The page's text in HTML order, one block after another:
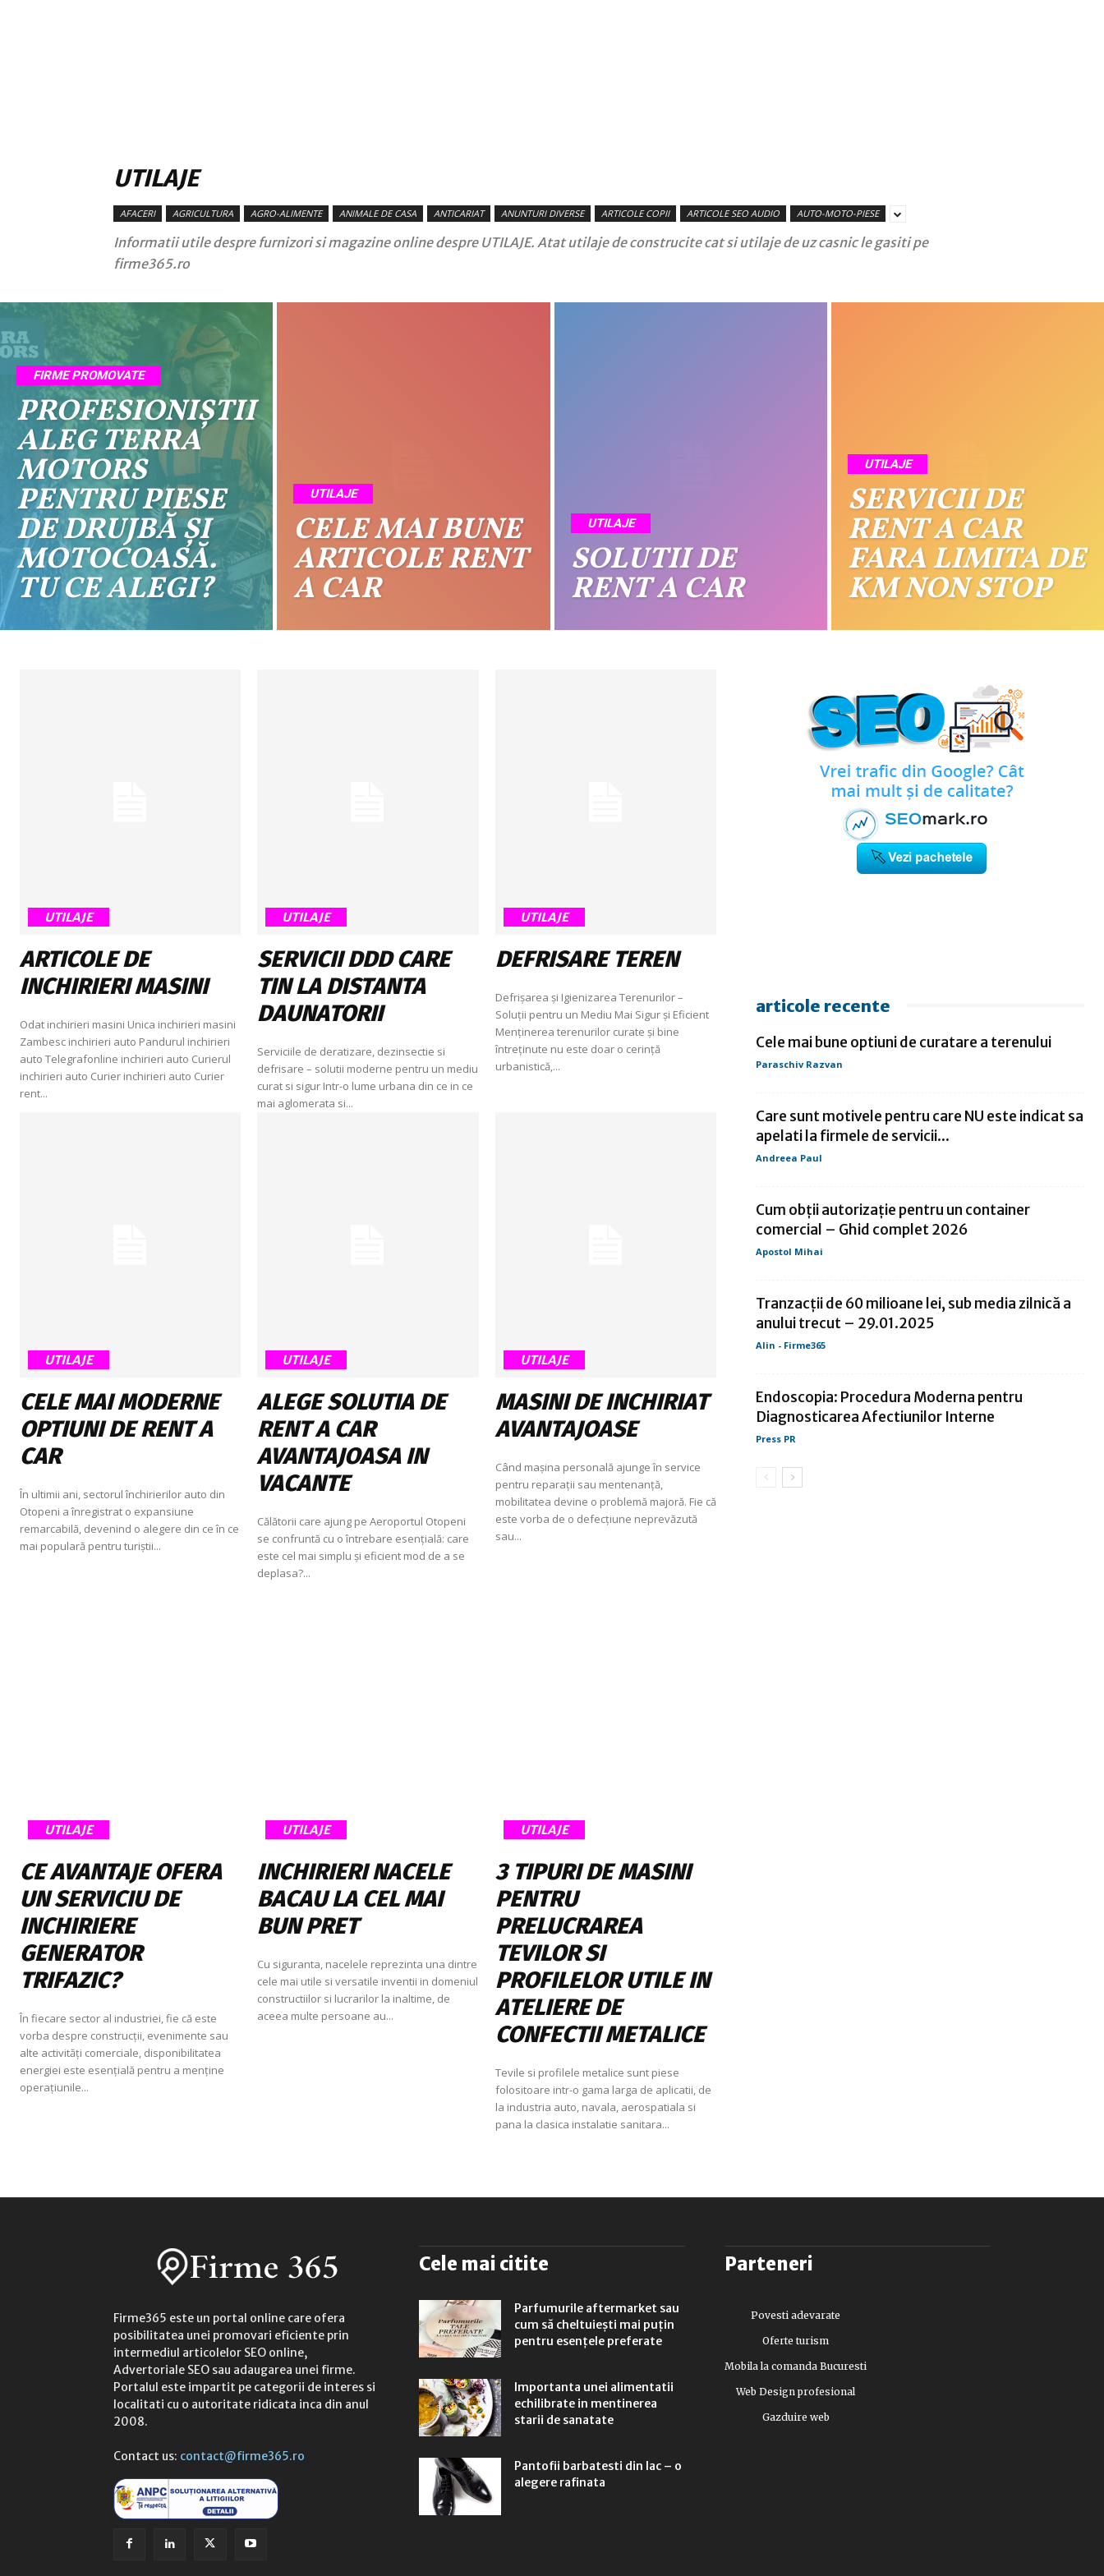
si
presa
UTILAJE
AFACERI AGRICULTURA AGRO-ALIMENTE ANIMALE DE CASA ANTICARIAT ANUNTURI DIVERSE ARTICOLE COPII ARTICOLE SEO AUDIO AUTO-MOTO-PIESE
Informatii utile despre furnizori si magazine online despre UTILAJE. Atat utilaje de construcite cat si utilaje de uz casnic le gasiti pe
firme365.ro
FIRME PROMOVATE
PROFESIONIȘTII
ALEG TERRA
MOTORS
PENTRU PIESE
DE DRUJBĂ ȘI
MOTOCOASĂ.
TU CE ALEGI?
UTILAJE
CELE MAI BUNE
ARTICOLE RENT
A CAR
UTILAJE
SOLUTII DE
RENT A CAR
UTILAJE
SERVICII DE
RENT A CAR
FARA LIMITA DE
KM NON STOP
UTILAJE
ARTICOLE DE
INCHIRIERI MASINI
Odat inchirieri masini Unica inchirieri masini
Zambesc inchirieri auto Pandurul inchirieri
auto Telegrafonline inchirieri auto Curierul
inchirieri auto Curier inchirieri auto Curier
rent...
UTILAJE
SERVICII DDD CARE
TIN LA DISTANTA
DAUNATORII
Serviciile de deratizare, dezinsectie si
defrisare – solutii moderne pentru un mediu
curat si sigur Intr-o lume urbana din ce in ce
mai aglomerata si...
UTILAJE
DEFRISARE TEREN
Defrișarea și Igienizarea Terenurilor –
Soluții pentru un Mediu Mai Sigur și Eficient
Menținerea terenurilor curate și bine
întreținute nu este doar o cerință
urbanistică,...
UTILAJE
CELE MAI MODERNE
OPTIUNI DE RENT A
CAR
În ultimii ani, sectorul închirierilor auto din
Otopeni a înregistrat o expansiune
remarcabilă, devenind o alegere din ce în ce
mai populară pentru turiștii...
UTILAJE
ALEGE SOLUTIA DE
RENT A CAR
AVANTAJOASA IN
VACANTE
Călătorii care ajung pe Aeroportul Otopeni
se confruntă cu o întrebare esențială: care
este cel mai simplu și eficient mod de a se
deplasa?...
UTILAJE
MASINI DE INCHIRIAT
AVANTAJOASE
Când mașina personală ajunge în service
pentru reparații sau mentenanță,
mobilitatea devine o problemă majoră. Fie că
este vorba de o defecțiune neprevăzută
sau...
UTILAJE
CE AVANTAJE OFERA
UN SERVICIU DE
INCHIRIERE
GENERATOR
TRIFAZIC?
În fiecare sector al industriei, fie că este
vorba despre construcții, evenimente sau
alte activități comerciale, disponibilitatea
energiei este esențială pentru a menține
operațiunile...
UTILAJE
INCHIRIERI NACELE
BACAU LA CEL MAI
BUN PRET
Cu siguranta, nacelele reprezinta una dintre
cele mai utile si versatile inventii in domeniul
constructiilor si lucrarilor la inaltime, de
aceea multe persoane au...
UTILAJE
3 TIPURI DE MASINI
PENTRU
PRELUCRAREA
TEVILOR SI
PROFILELOR UTILE IN
ATELIERE DE
CONFECTII METALICE
Tevile si profilele metalice sunt piese
folositoare intr-o gama larga de aplicatii, de
la industria auto, navala, aerospatiala si
pana la clasica instalatie sanitara...
articole recente
Cele mai bune optiuni de curatare a terenului
Paraschiv Razvan
Care sunt motivele pentru care NU este indicat sa
apelati la firmele de servicii...
Andreea Paul
Cum obții autorizație pentru un container
comercial – Ghid complet 2026
Apostol Mihai
Tranzacţii de 60 milioane lei, sub media zilnică a
anului trecut – 29.01.2025
Alin - Firme365
Endoscopia: Procedura Moderna pentru
Diagnosticarea Afectiunilor Interne
Press PR
Firme365 este un portal online care ofera
posibilitatea unei promovari eficiente prin
intermediul articolelor SEO online,
Advertoriale SEO sau adaugarea unei firme.
Portalul este impartit pe categorii de interes si
localitati cu o autoritate ridicata inca din anul
2008.
Contact us: contact@firme365.ro
Cele mai citite
Parfumurile aftermarket sau
cum să cheltuiești mai puțin
pentru esențele preferate
Importanta unei alimentatii
echilibrate in mentinerea
starii de sanatate
Pantofii barbatesti din lac – o
alegere rafinata
Parteneri
Povesti adevarate
Oferte turism
Mobila la comanda Bucuresti
Web Design profesional
Gazduire web